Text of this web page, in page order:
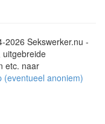
2026 Sekswerker.nu -
uitgebreide
etc. naar
(eventueel anoniem)